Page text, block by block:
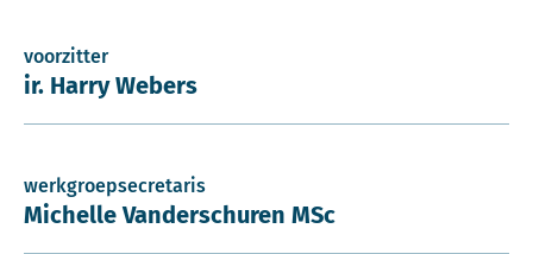
voorzitter
ir. Harry Webers
werkgroepsecretaris
Michelle Vanderschuren MSc